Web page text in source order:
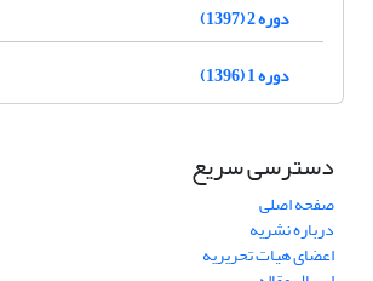
دوره 2 (1397)
دوره 1 (1396)
دسترسی سریع
صفحه اصلی
درباره نشریه
اعضای هیات تحریریه